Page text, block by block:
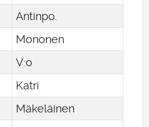
Antinpo.
Mononen
V:o
Katri
Mäkeläinen